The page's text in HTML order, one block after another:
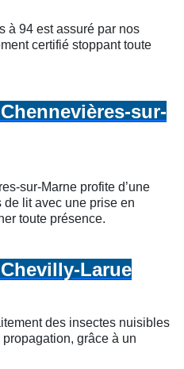
à 94 est assuré par nos
certifié stoppant toute
sur-
sur-Marne profite d’une
lit avec une prise en
toute présence.
Larue
des insectes nuisibles
grâce à un